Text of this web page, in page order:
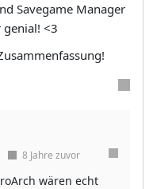
Savegame Manager
<3
8 Jahre zuvor
wären echt